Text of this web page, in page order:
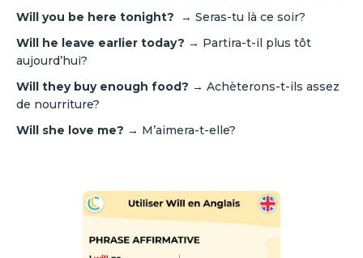
Will you be here tonight? → Seras-tu là ce soir?
Will he leave earlier today? → Partira-t-il plus tôt
aujourd’hui?
Will they buy enough food? → Achèterons-t-ils assez
de nourriture?
Will she love me? → M’aimera-t-elle?